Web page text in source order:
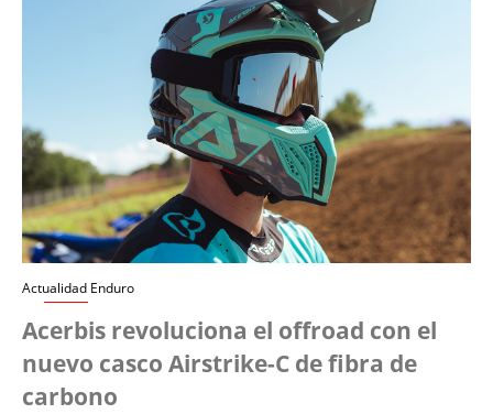
Actualidad Enduro
Acerbis revoluciona el offroad con el
nuevo casco Airstrike-C de fibra de
carbono